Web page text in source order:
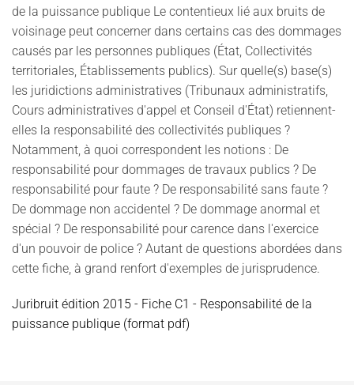
de la puissance publique Le contentieux lié aux bruits de
voisinage peut concerner dans certains cas des dommages
causés par les personnes publiques (État, Collectivités
territoriales, Établissements publics). Sur quelle(s) base(s)
les juridictions administratives (Tribunaux administratifs,
Cours administratives d'appel et Conseil d'État) retiennent-
elles la responsabilité des collectivités publiques ?
Notamment, à quoi correspondent les notions : De
responsabilité pour dommages de travaux publics ? De
responsabilité pour faute ? De responsabilité sans faute ?
De dommage non accidentel ? De dommage anormal et
spécial ? De responsabilité pour carence dans l'exercice
d'un pouvoir de police ? Autant de questions abordées dans
cette fiche, à grand renfort d'exemples de jurisprudence.
Juribruit édition 2015 - Fiche C1 - Responsabilité de la
puissance publique (format pdf)